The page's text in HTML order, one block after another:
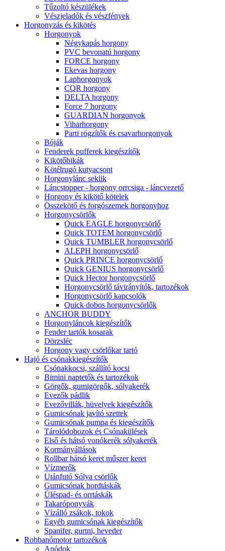
Tűzoltó készülékek
Vészjeladók és vészfények
Horgonyzás és kikötés
Horgonyok
Négykapás horgony
PVC bevonatú horgony
FORCE horgony
Ekevas horgony
Laphorgonyok
CQR horgony
DELTA horgony
Force 7 horgony
GUARDIAN horgonyok
Viharhorgony
Parti rögzítők és csavarhorgonyok
Bóják
Fenderek pufferek kiegészítők
Kikötőbikák
Kötélrugó kutyacsont
Horgonylánc seklik
Láncstopper - horgony orrcsiga - láncvezető
Horgony és kikötő kötelek
Összekötő és forgószemek horgonyhoz
Horgonycsörlők
Quick EAGLE horgonycsörlő
Quick TOTEM horgonycsörlő
Quick TUMBLER horgonycsörlő
ALEPH horgonycsörlő
Quick PRINCE horgonycsörlő
Quick GENIUS horgonycsörlő
Quick Hector horgonycsörlő
Horgonycsörlő távirányítók, tartozékok
Horgonycsörlő kapcsolók
Quick dobos horgonycsörlők
ANCHOR BUDDY
Horgonyláncok kiegészítők
Fender tartók kosarak
Dörzsléc
Horgony vagy csörlőkar tartó
Hajó és csónakkiegészítők
Csónakkocsi, szállító kocsi
Bimini naptetők és tartozékok
Görgők, gumigörgők, sólyakerék
Evezők pádlik
Evezővillák, hüvelyek kiegészítők
Gumicsónak javító szettek
Gumicsónak pumpa és kiegészítők
Tárolódobozok és Csónakülések
Első és hátsó vonókerék sólyakerék
Kormányállások
Rollbar hátsó keret műszer keret
Vízmerők
Utánfutó Sólya csörlők
Gumicsónak hordtáskák
Üléspad- és orrtáskák
Takaróponyvák
Vízálló zsákok, tokok
Egyéb gumicsónak kiegészítők
Spanifer, gurtni, heveder
Robbanómotor tartozékok
Anódok